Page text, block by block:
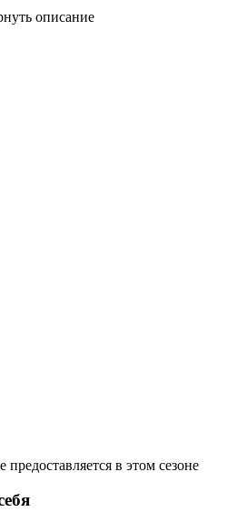
описание
в этом сезоне